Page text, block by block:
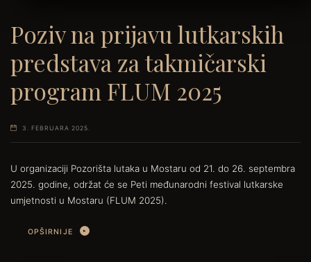
Poziv na prijavu lutkarskih
predstava za takmičarski
program FLUM 2025
3. FEBRUARA 2025.
U organizaciji Pozorišta lutaka u Mostaru od 21. do 26. septembra
2025. godine, održat će se Peti međunarodni festival lutkarske
umjetnosti u Mostaru (FLUM 2025).
OPŠIRNIJE